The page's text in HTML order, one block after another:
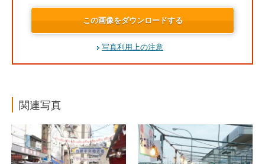
この画像をダウンロードする
写真利用上の注意
関連写真